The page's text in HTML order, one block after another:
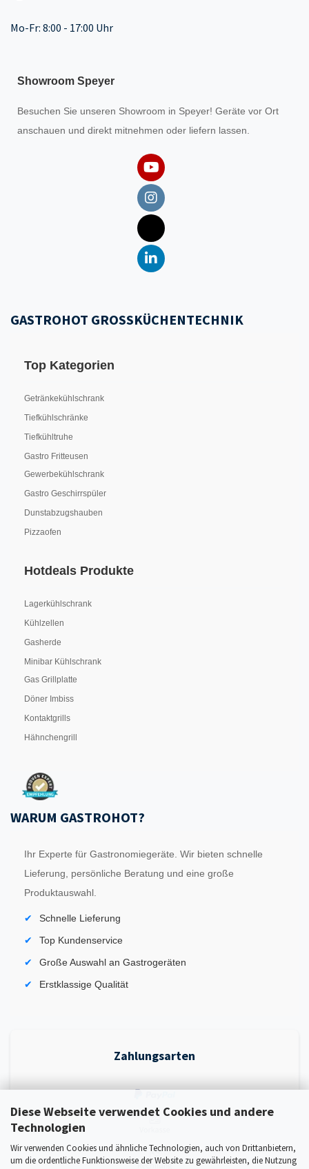
Diese Webseite verwendet Cookies und andere
Technologien
Wir verwenden Cookies und ähnliche Technologien, auch von Drittanbietern,
um die ordentliche Funktionsweise der Website zu gewährleisten, die Nutzung
Mo-Fr: 8:00 - 17:00 Uhr
Showroom Speyer
Besuchen Sie unseren Showroom in Speyer! Geräte vor Ort
anschauen und direkt mitnehmen oder liefern lassen.
GASTROHOT GROSSKÜCHENTECHNIK
Top Kategorien
Getränkekühlschrank
Tiefkühlschränke
Tiefkühltruhe
Gastro Fritteusen
Gewerbekühlschrank
Gastro Geschirrspüler
Dunstabzugshauben
Pizzaofen
Hotdeals Produkte
Lagerkühlschrank
Kühlzellen
Gasherde
Minibar Kühlschrank
Gas Grillplatte
Döner Imbiss
Kontaktgrills
Hähnchengrill
WARUM GASTROHOT?
Ihr Experte für Gastronomiegeräte. Wir bieten schnelle
Lieferung, persönliche Beratung und eine große
Produktauswahl.
Schnelle Lieferung
Top Kundenservice
Große Auswahl an Gastrogeräten
Erstklassige Qualität
Zahlungsarten